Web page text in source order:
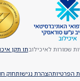
הפרטיותהצהרת נגישותחוק
תו תקן